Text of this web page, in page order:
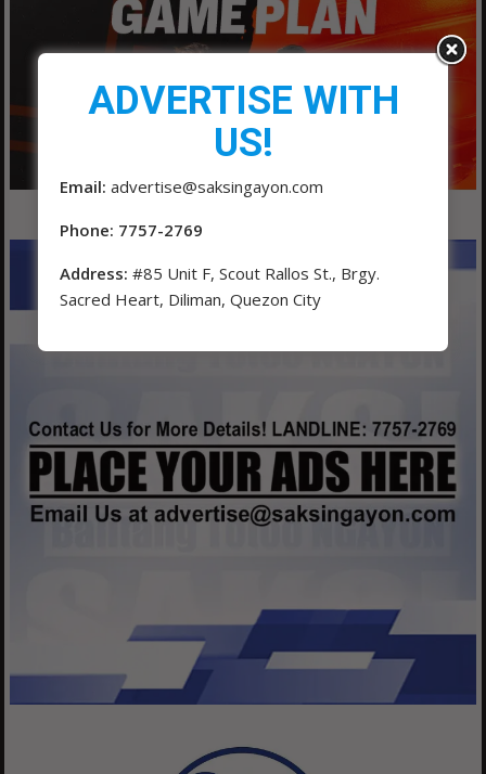
ADVERTISE WITH
US!
Email: advertise@saksingayon.com
Phone: 7757-2769
Address: #85 Unit F, Scout Rallos St., Brgy.
Sacred Heart, Diliman, Quezon City